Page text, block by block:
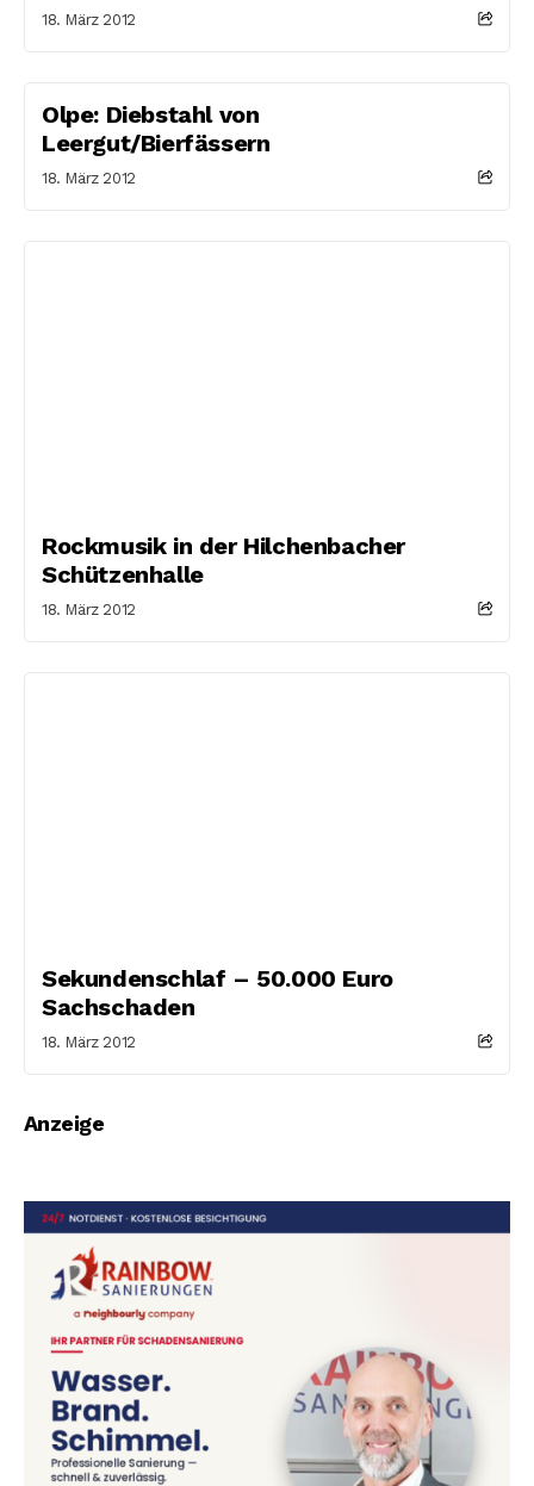
18. März 2012
Olpe: Diebstahl von
Leergut/Bierfässern
18. März 2012
Rockmusik in der Hilchenbacher
Schützenhalle
18. März 2012
Sekundenschlaf – 50.000 Euro
Sachschaden
18. März 2012
Anzeige